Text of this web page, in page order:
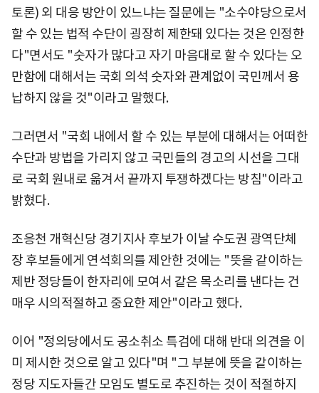
토론) 외 대응 방안이 있느냐는 질문에는 "소수야당으로서
할 수 있는 법적 수단이 굉장히 제한돼 있다는 것은 인정한
다"면서도 "숫자가 많다고 자기 마음대로 할 수 있다는 오
만함에 대해서는 국회 의석 숫자와 관계없이 국민께서 용
납하지 않을 것"이라고 말했다.
그러면서 "국회 내에서 할 수 있는 부분에 대해서는 어떠한
수단과 방법을 가리지 않고 국민들의 경고의 시선을 그대
로 국회 원내로 옮겨서 끝까지 투쟁하겠다는 방침"이라고
밝혔다.
조응천 개혁신당 경기지사 후보가 이날 수도권 광역단체
장 후보들에게 연석회의를 제안한 것에는 "뜻을 같이하는
제반 정당들이 한자리에 모여서 같은 목소리를 낸다는 건
매우 시의적절하고 중요한 제안"이라고 했다.
이어 "정의당에서도 공소취소 특검에 대해 반대 의견을 이
미 제시한 것으로 알고 있다"며 "그 부분에 뜻을 같이하는
정당 지도자들간 모임도 별도로 추진하는 것이 적절하지